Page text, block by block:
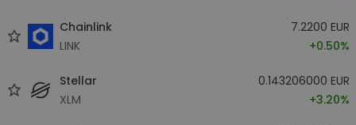
Chainlink
LINK
7.2200 EUR
+0.50%
Stellar
XLM
0.143206000 EUR
+3.20%